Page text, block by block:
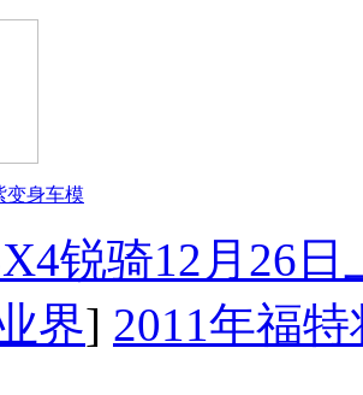
变身车模
锐骑12月26
界] 2011年福